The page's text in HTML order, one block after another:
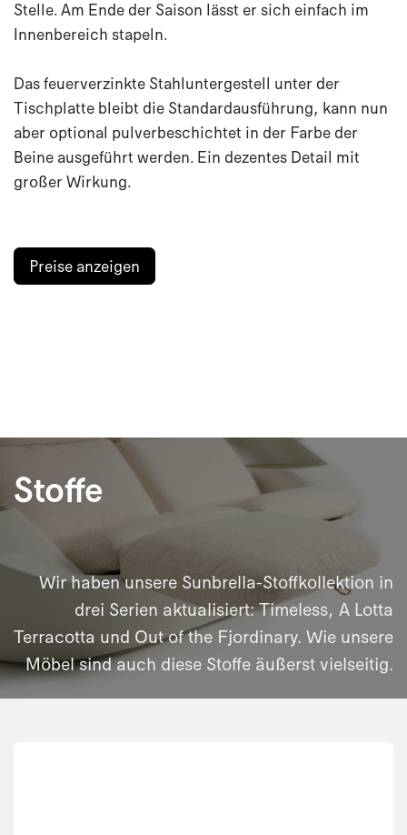
Stelle. Am Ende der Saison lässt er sich einfach im
Innenbereich stapeln.
Das feuerverzinkte Stahluntergestell unter der
Tischplatte bleibt die Standardausführung, kann nun
aber optional pulverbeschichtet in der Farbe der
Beine ausgeführt werden. Ein dezentes Detail mit
großer Wirkung.
Preise anzeigen
Stoffe
Wir haben unsere Sunbrella-Stoffkollektion in
drei Serien aktualisiert: Timeless, A Lotta
Terracotta und Out of the Fjordinary. Wie unsere
Möbel sind auch diese Stoffe äußerst vielseitig.